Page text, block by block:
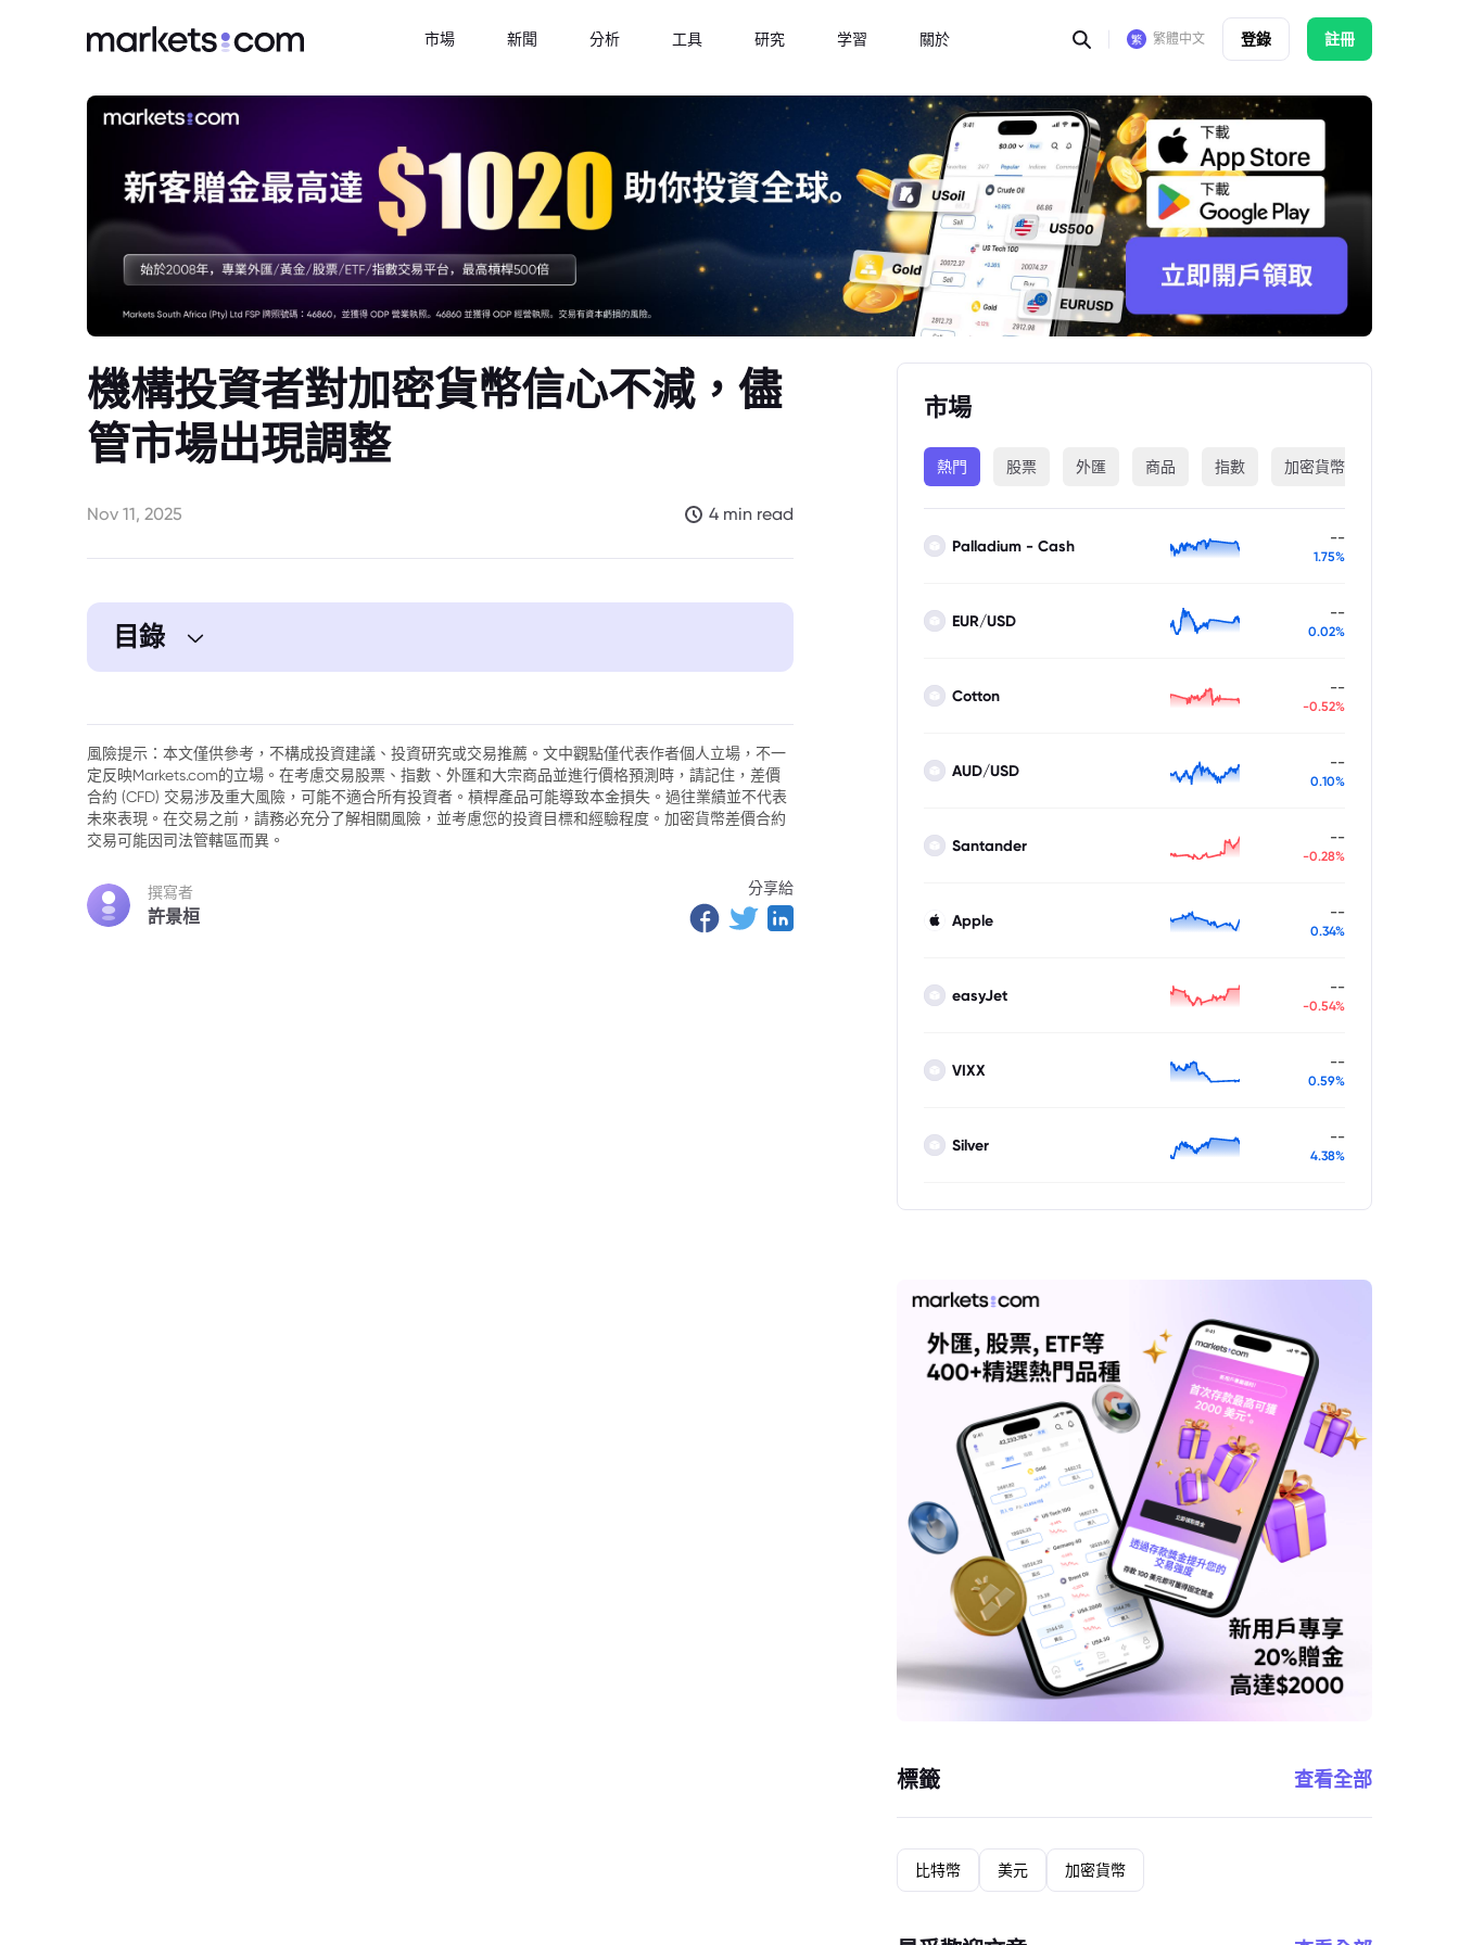
市場 新聞 分析 工具 研究 学習 關於 繁體中文 登錄 註冊
機構投資者對加密貨幣信心不減，儘
管市場出現調整
Nov 11, 2025 4 min read
目錄
3. 預期未來回報更高
4. 預測數位資產市場成熟
6. 加密貨幣質押ETF作為潛在催化劑
風險提示：本文僅供參考，不構成投資建議、投資研究或交易推薦。文中觀點僅代表作者個人立場，不一
定反映Markets.com的立場。在考慮交易股票、指數、外匯和大宗商品並進行價格預測時，請記住，差價
合約 (CFD) 交易涉及重大風險，可能不適合所有投資者。槓桿產品可能導致本金損失。過往業績並不代表
未來表現。在交易之前，請務必充分了解相關風險，並考慮您的投資目標和經驗程度。加密貨幣差價合約
交易可能因司法管轄區而異。
撰寫者
許景桓
分享給
市場
熱門 股票 外匯 商品 指數 加密貨幣
Palladium - Cash --
1.75%
EUR/USD --
0.02%
Cotton --
-0.52%
AUD/USD --
0.10%
Santander --
-0.28%
Apple --
0.34%
easyJet --
-0.54%
VIXX --
0.59%
Silver --
4.38%
標籤 查看全部
比特幣 美元 加密貨幣